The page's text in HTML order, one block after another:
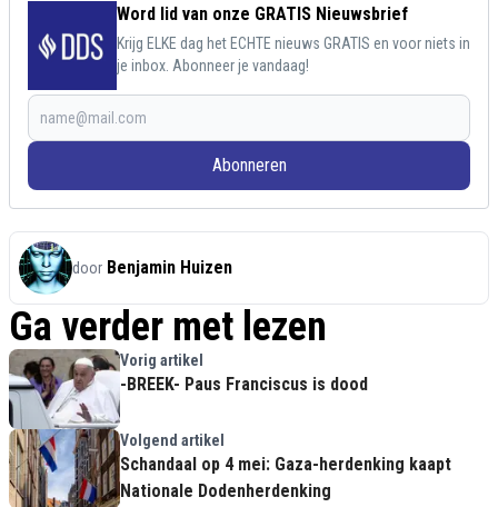
Word lid van onze GRATIS Nieuwsbrief
Krijg ELKE dag het ECHTE nieuws GRATIS en voor niets in
je inbox. Abonneer je vandaag!
Abonneren
door Benjamin Huizen
Ga verder met lezen
Vorig artikel
-BREEK- Paus Franciscus is dood
Volgend artikel
Schandaal op 4 mei: Gaza-herdenking kaapt
Nationale Dodenherdenking